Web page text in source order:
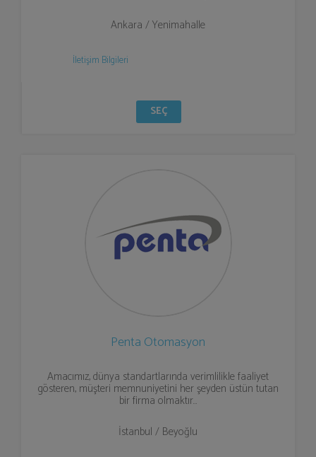
Ankara / Yenimahalle
İletişim Bilgileri
SEÇ
Penta Otomasyon
Amacımız, dünya standartlarında verimlilikle faaliyet
gösteren, müşteri memnuniyetini her şeyden üstün tutan
bir firma olmaktır…
İstanbul / Beyoğlu